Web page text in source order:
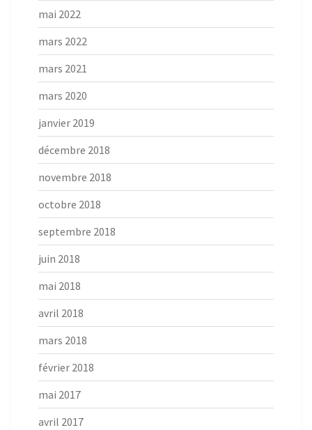
mai 2022
mars 2022
mars 2021
mars 2020
janvier 2019
décembre 2018
novembre 2018
octobre 2018
septembre 2018
juin 2018
mai 2018
avril 2018
mars 2018
février 2018
mai 2017
avril 2017